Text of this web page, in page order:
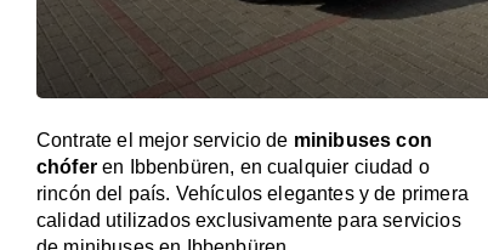
Contrate el mejor servicio de minibuses con
chóferen Ibbenbüren, en cualquier ciudad o
rincón del país. Vehículos elegantes y de primera
calidad utilizados exclusivamente para servicios